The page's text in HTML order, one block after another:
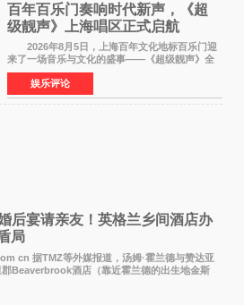
百年百乐门奏响时代新声，《超
级靓声》上海唱区正式启航
2026年8月5日，上海百年文化地标百乐门迎
来了一场音乐与文化的盛事——《超级靓声》全
国励志音乐公益节目上海唱区新闻发布会暨启动
仪式在此隆重举行。各界领导、嘉宾与媒体朋友
齐聚一堂，共同
娱乐评论
后宴请亲友！英格兰乡间酒店办
局
cn 据TMZ等外媒报道，汤姆·霍兰德与赞达亚
Beaverbrook酒店（靠近霍兰德的出生地金斯
喝喜酒，庆祝